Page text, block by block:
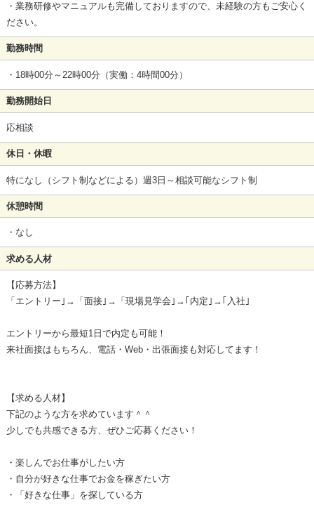
・業務研修やマニュアルも完備しておりますので、未経験の方もご安心く
ださい。
勤務時間
・18時00分～22時00分（実働：4時間00分）
勤務開始日
応相談
休日・休暇
特になし（シフト制などによる）週3日～相談可能なシフト制
休憩時間
・なし
求める人材
【応募方法】
「エントリー｣→「面接｣→「現場見学会｣→｢内定｣→｢入社｣
エントリーから最短1日で内定も可能！
来社面接はもちろん、電話・Web・出張面接も対応してます！
【求める人材】
下記のような方を求めています＾＾
少しでも共感できる方、ぜひご応募ください！
・楽しんでお仕事がしたい方
・自分が好きな仕事でお金を稼ぎたい方
・「好きな仕事」を探している方